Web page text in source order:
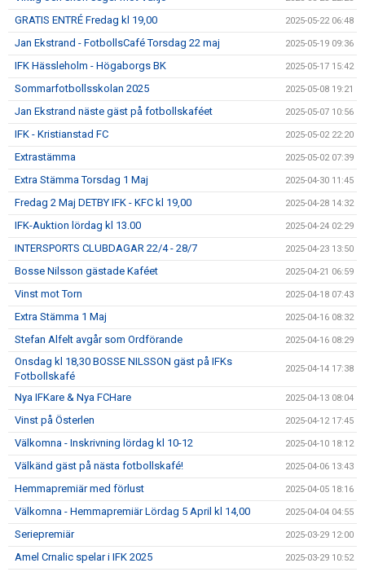
GRATIS ENTRÉ Fredag kl 19,00 2025-05-22 06:48
Jan Ekstrand - FotbollsCafé Torsdag 22 maj 2025-05-19 09:36
IFK Hässleholm - Högaborgs BK 2025-05-17 15:42
Sommarfotbollsskolan 2025 2025-05-08 19:21
Jan Ekstrand näste gäst på fotbollskaféet 2025-05-07 10:56
IFK - Kristianstad FC 2025-05-02 22:20
Extrastämma 2025-05-02 07:39
Extra Stämma Torsdag 1 Maj 2025-04-30 11:45
Fredag 2 Maj DETBY IFK - KFC kl 19,00 2025-04-28 14:32
IFK-Auktion lördag kl 13.00 2025-04-24 02:29
INTERSPORTS CLUBDAGAR 22/4 - 28/7 2025-04-23 13:50
Bosse Nilsson gästade Kaféet 2025-04-21 06:59
Vinst mot Torn 2025-04-18 07:43
Extra Stämma 1 Maj 2025-04-16 08:32
Stefan Alfelt avgår som Ordförande 2025-04-16 08:29
Onsdag kl 18,30 BOSSE NILSSON gäst på IFKs
Fotbollskafé
2025-04-14 17:38
Nya IFKare & Nya FCHare 2025-04-13 08:04
Vinst på Österlen 2025-04-12 17:45
Välkomna - Inskrivning lördag kl 10-12 2025-04-10 18:12
Välkänd gäst på nästa fotbollskafé! 2025-04-06 13:43
Hemmapremiär med förlust 2025-04-05 18:16
Välkomna - Hemmapremiär Lördag 5 April kl 14,00 2025-04-04 04:55
Seriepremiär 2025-03-29 12:00
Amel Crnalic spelar i IFK 2025 2025-03-29 10:52